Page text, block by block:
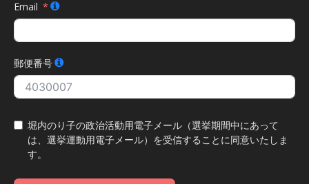
Email
郵便番号
堀内のり子の政治活動用電子メール（選挙期間中にあって
は、選挙運動用電子メール）を受信することに同意いたしま
す。